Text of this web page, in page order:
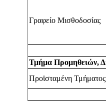
Γραφείο Μισθοδοσίας
Τμήμα Προμηθειών,
Προϊσταμένη Τμήματος